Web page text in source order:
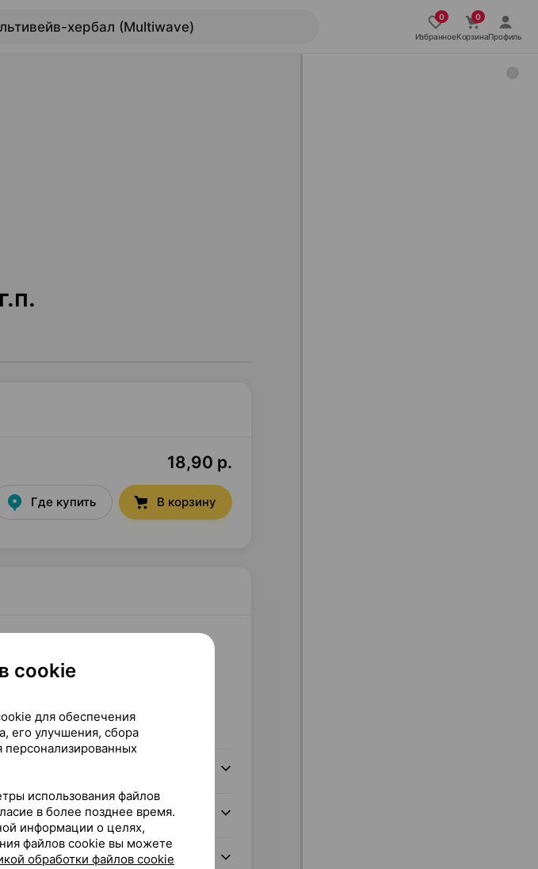
ИзбранноеКорзинаПрофиль
18,90 р.
Где купить В корзину
cookie
для обеспечения
его улучшения, сбора
персонализированных
использования файлов
в более позднее время.
информации о целях,
файлов cookie вы можете
обработки файлов cookie